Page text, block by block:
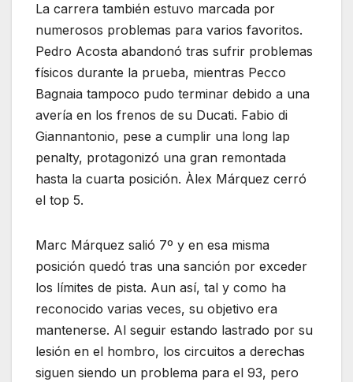
La carrera también estuvo marcada por
numerosos problemas para varios favoritos.
Pedro Acosta abandonó tras sufrir problemas
físicos durante la prueba, mientras Pecco
Bagnaia tampoco pudo terminar debido a una
avería en los frenos de su Ducati. Fabio di
Giannantonio, pese a cumplir una long lap
penalty, protagonizó una gran remontada
hasta la cuarta posición. Àlex Márquez cerró
el top 5.
Marc Márquez salió 7º y en esa misma
posición quedó tras una sanción por exceder
los límites de pista. Aun así, tal y como ha
reconocido varias veces, su objetivo era
mantenerse. Al seguir estando lastrado por su
lesión en el hombro, los circuitos a derechas
siguen siendo un problema para el 93, pero